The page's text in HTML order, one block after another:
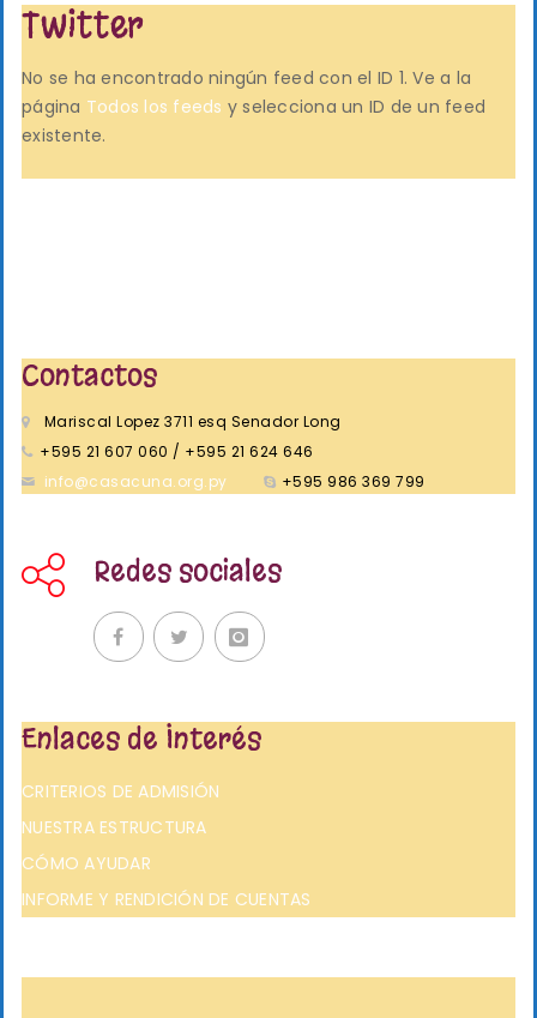
Twitter
No se ha encontrado ningún feed con el ID 1. Ve a la
página Todos los feeds y selecciona un ID de un feed
existente.
Contactos
Mariscal Lopez 3711 esq Senador Long
+595 21 607 060 / +595 21 624 646
info@casacuna.org.py
+595 986 369 799
Redes sociales
Enlaces de Interés
CRITERIOS DE ADMISIÓN
NUESTRA ESTRUCTURA
CÓMO AYUDAR
INFORME Y RENDICIÓN DE CUENTAS